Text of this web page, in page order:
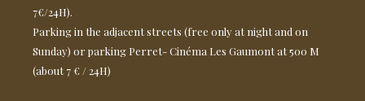
7€/24H).
Parking in the adjacent streets (free only at night and on
Sunday) or parking Perret- Cinéma Les Gaumont at 500 M
(about 7 € / 24H)